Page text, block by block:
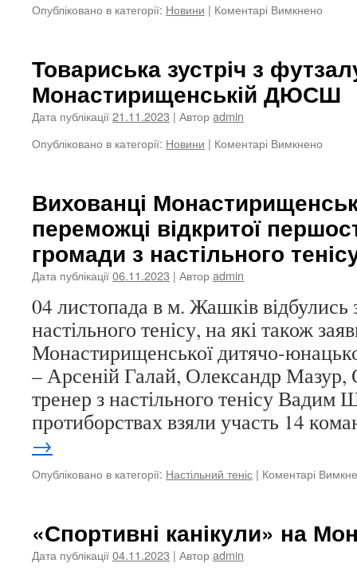
Опубліковано в категорії: Новини | Коментарі Вимкнено
Товариська зустріч з
Монастирищенській ДЮСШ
Дата публікації21.11.2023 | Авторadmin
Опубліковано в категорії: Новини | Коментарі Вимкнено
у
Вихованці
переможці відкритої
громади з настільного
Дата публікації06.11.2023 | Авторadmin
04 листопада в м. Жашків відбулись
настільного тенісу, на які також
Монастирищенської дитячо-
– Арсеній Галай, Олександр
тренер з настільного тенісу
протиборствах взяли участь 14
→
Опубліковано в категорії: Настільний теніс | Коментарі
«Спортивні канікули» на
Дата публікації04.11.2023 | Авторadmin